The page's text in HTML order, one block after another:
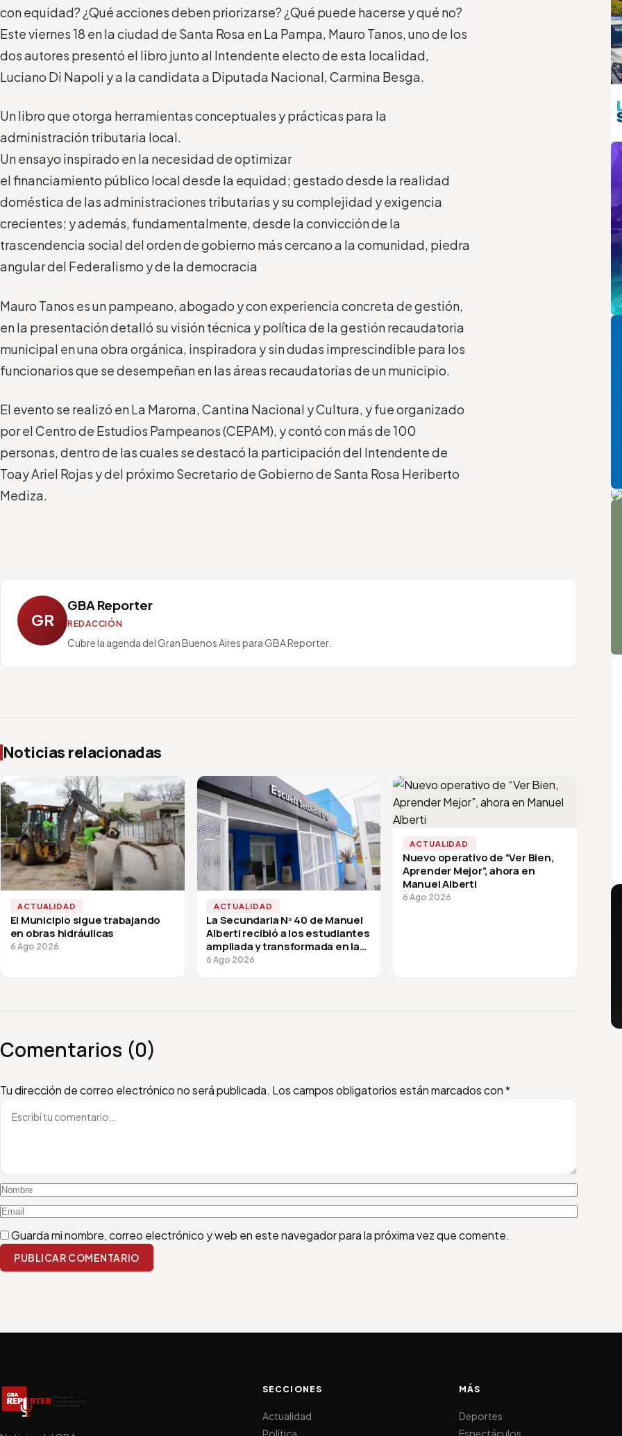
con equidad? ¿Qué acciones deben priorizarse? ¿Qué puede hacerse y qué no?
Este viernes 18 en la ciudad de Santa Rosa en La Pampa, Mauro Tanos, uno de los
dos autores presentó el libro junto al Intendente electo de esta localidad,
Luciano Di Napoli y a la candidata a Diputada Nacional, Carmina Besga.
Un libro que otorga herramientas conceptuales y prácticas para la
administración tributaria local.
Un ensayo inspirado en la necesidad de optimizar
el financiamiento público local desde la equidad; gestado desde la realidad
doméstica de las administraciones tributarias y su complejidad y exigencia
crecientes; y además, fundamentalmente, desde la convicción de la
trascendencia social del orden de gobierno más cercano a la comunidad, piedra
angular del Federalismo y de la democracia
Mauro Tanos es un pampeano, abogado y con experiencia concreta de gestión,
en la presentación detalló su visión técnica y política de la gestión recaudatoria
municipal en una obra orgánica, inspiradora y sin dudas imprescindible para los
funcionarios que se desempeñan en las áreas recaudatorias de un municipio.
El evento se realizó en La Maroma, Cantina Nacional y Cultura, y fue organizado
por el Centro de Estudios Pampeanos (CEPAM), y contó con más de 100
personas, dentro de las cuales se destacó la participación del Intendente de
Toay Ariel Rojas y del próximo Secretario de Gobierno de Santa Rosa Heriberto
Mediza.
GR
GBA Reporter
REDACCIÓN
Cubre la agenda del Gran Buenos Aires para GBA Reporter.
Noticias relacionadas
ACTUALIDAD
El Municipio sigue trabajando
en obras hidráulicas
6 Ago 2026
ACTUALIDAD
La Secundaria Nº 40 de Manuel
Alberti recibió a los estudiantes
ampliada y transformada en la
vuelta a clases
6 Ago 2026
ACTUALIDAD
Nuevo operativo de “Ver Bien,
Aprender Mejor”, ahora en
Manuel Alberti
6 Ago 2026
Comentarios (0)
Tu dirección de correo electrónico no será publicada. Los campos obligatorios están marcados con*
Escribí tu comentario
Nombre
Email
Guarda mi nombre, correo electrónico y web en este navegador para la próxima vez que comente.
PUBLICAR COMENTARIO
SECCIONES
Actualidad
Política
MÁS
Deportes
Espectáculos